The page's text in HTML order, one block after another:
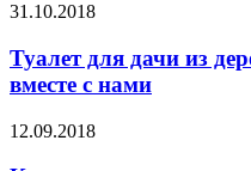
31.10.2018
Туалет для дачи из
вместе с нами
12.09.2018